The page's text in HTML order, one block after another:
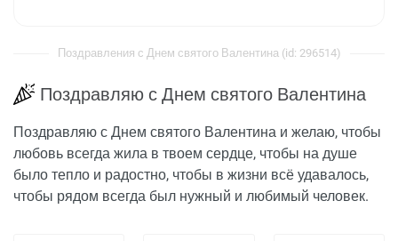
Поздравления с Днем святого Валентина (id: 296514)
Поздравляю с Днем святого Валентина
Поздравляю с Днем святого Валентина и желаю, чтобы
любовь всегда жила в твоем сердце, чтобы на душе
было тепло и радостно, чтобы в жизни всё удавалось,
чтобы рядом всегда был нужный и любимый человек.